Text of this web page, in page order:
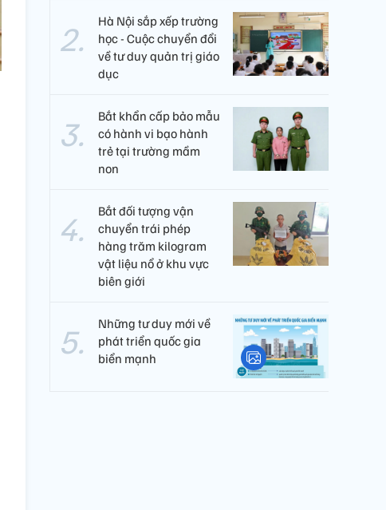
Hà Nội sắp xếp trường
học - Cuộc chuyển đổi
về tư duy quản trị giáo
dục
Bắt khẩn cấp bảo mẫu
có hành vi bạo hành
trẻ tại trường mầm
non
Bắt đối tượng vận
chuyển trái phép
hàng trăm kilogram
vật liệu nổ ở khu vực
biên giới
Những tư duy mới về
phát triển quốc gia
biển mạnh